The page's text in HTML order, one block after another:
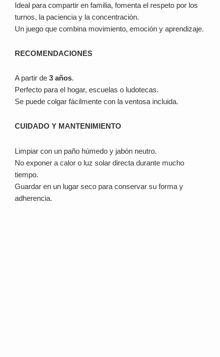
Ideal para compartir en familia, fomenta el respeto por los
turnos, la paciencia y la concentración.
Un juego que combina movimiento, emoción y aprendizaje.
RECOMENDACIONES
A partir de 3 años.
Perfecto para el hogar, escuelas o ludotecas.
Se puede colgar fácilmente con la ventosa incluida.
CUIDADO Y MANTENIMIENTO
Limpiar con un paño húmedo y jabón neutro.
No exponer a calor o luz solar directa durante mucho
tiempo.
Guardar en un lugar seco para conservar su forma y
adherencia.